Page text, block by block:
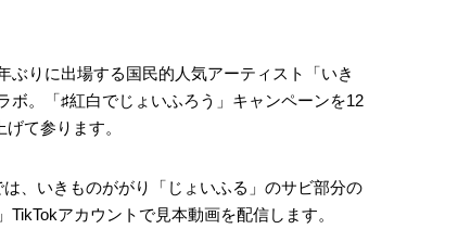
ぶりに出場する国民的人気アーティスト「いき
ボ。「♯紅白でじょいふろう」キャンペーンを12
て参ります。
、いきものががり「じょいふる」のサビ部分の
アカウントで見本動画を配信します。